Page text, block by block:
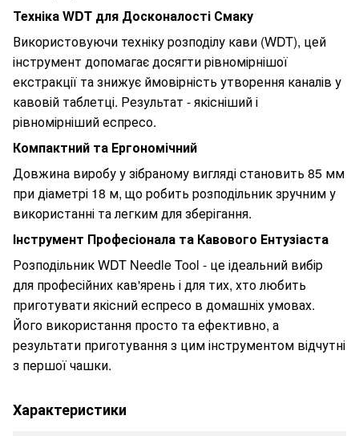
Техніка WDT для Досконалості Смаку
Використовуючи техніку розподілу кави (WDT), цей
інструмент допомагає досягти рівномірнішої
екстракції та знижує ймовірність утворення каналів у
кавовій таблетці. Результат - якісніший і
рівномірніший еспресо.
Компактний та Ергономічний
Довжина виробу у зібраному вигляді становить 85 мм
при діаметрі 18 м, що робить розподільник зручним у
використанні та легким для зберігання.
Інструмент Професіонала та Кавового Ентузіаста
Розподільник WDT Needle Tool - це ідеальний вибір
для професійних кав'ярень і для тих, хто любить
приготувати якісний еспресо в домашніх умовах.
Його використання просто та ефективно, а
результати приготування з цим інструментом відчутні
з першої чашки.
Характеристики